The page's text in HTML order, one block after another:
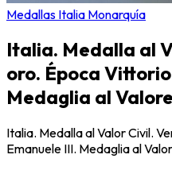
Medallas Italia Monarquía
Italia. Medalla al
oro. Época
Medaglia al
Italia. Medalla al Valor Civil.
Emanuele III. Medaglia al